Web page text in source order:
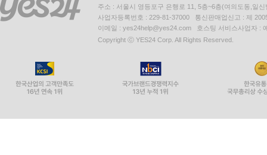
주소 : 서울시 영등포구 은행로 11, 5층~6층(여의도동,일신
사업자등록번호 : 229-81-37000 통신판매업신고 : 제
이메일 : yes24help@yes24.com 호스팅 서비스사업자 :
Copyright ⓒ YES24 Corp. All Rights Reserved.